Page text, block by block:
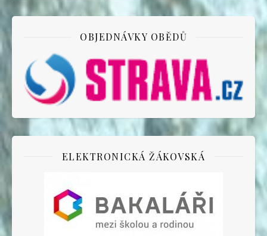
OBJEDNÁVKY OBĚDŮ
ELEKTRONICKÁ ŽÁKOVSKÁ